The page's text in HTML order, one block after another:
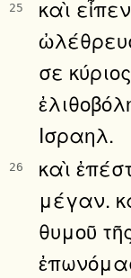
25
καὶ
σε
Ισραηλ.
26
καὶ
μέγαν.
θυμοῦ